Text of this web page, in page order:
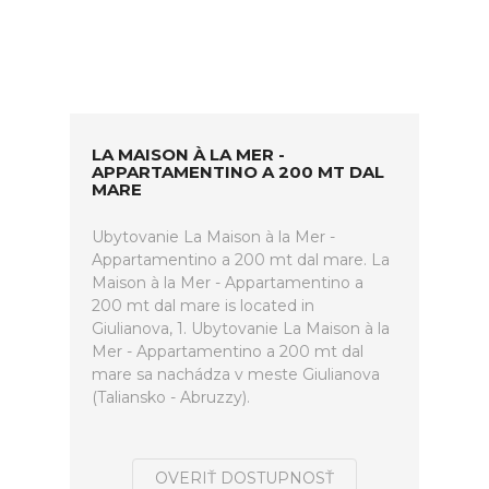
LA MAISON À LA MER -
APPARTAMENTINO A 200 MT DAL
MARE
Ubytovanie La Maison à la Mer -
Appartamentino a 200 mt dal mare. La
Maison à la Mer - Appartamentino a
200 mt dal mare is located in
Giulianova, 1. Ubytovanie La Maison à la
Mer - Appartamentino a 200 mt dal
mare sa nachádza v meste Giulianova
(Taliansko - Abruzzy).
OVERIŤ DOSTUPNOSŤ